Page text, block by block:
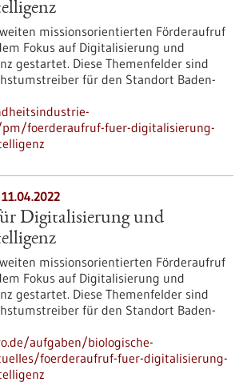
missionsorientierten Förderaufruf
Fokus auf Digitalisierung und
gestartet. Diese Themenfelder sind
für den Standort Baden-
foerderaufruf-fuer-digitalisierung-
Digitalisierung und
missionsorientierten Förderaufruf
Fokus auf Digitalisierung und
gestartet. Diese Themenfelder sind
für den Standort Baden-
aufgaben/biologische-
foerderaufruf-fuer-digitalisierung-